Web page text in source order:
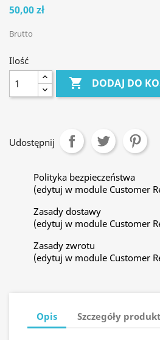
50,00 zł
Brutto
Ilość
 DODAJ DO
Udostępnij
Polityka bezpieczeństwa
(edytuj w module Customer
Zasady dostawy
(edytuj w module Customer
Zasady zwrotu
(edytuj w module Customer
Opis Szczegóły